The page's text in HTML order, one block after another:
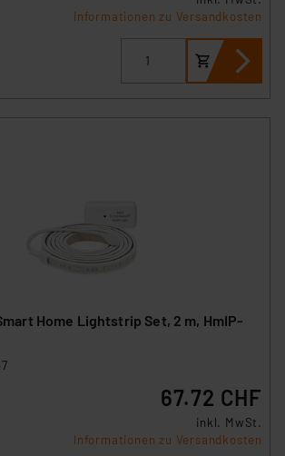
Informationen zu Versandkosten
Home Lightstrip Set, 2 m, HmIP-
67.72 CHF
inkl. MwSt.
Informationen zu Versandkosten